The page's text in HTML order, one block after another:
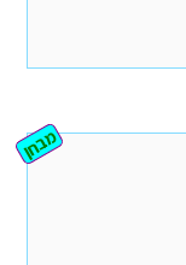
מבחן